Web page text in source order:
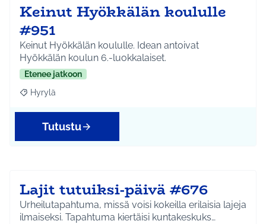
Keinut Hyökkälän koululle
#951
Keinut Hyökkälän koululle. Idean antoivat
Hyökkälän koulun 6.-luokkalaiset.
Etenee jatkoon
Rajaa tulokset aihepiirin mukaan: Hyrylä
Hyrylä
Tutustu
Lajit tutuiksi-päivä #676
Urheilutapahtuma, missä voisi kokeilla erilaisia lajeja
ilmaiseksi. Tapahtuma kiertäisi kuntakeskuks…